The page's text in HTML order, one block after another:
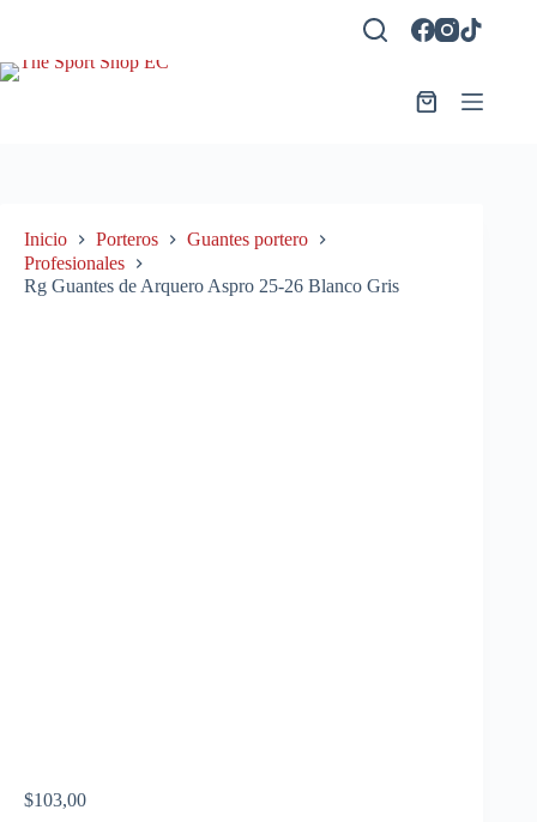
Carro
Inicio Porteros
Guantes portero
Profesionales
Rg Guantes de Arquero Aspro 25-26 Blanco Gris
$103,00